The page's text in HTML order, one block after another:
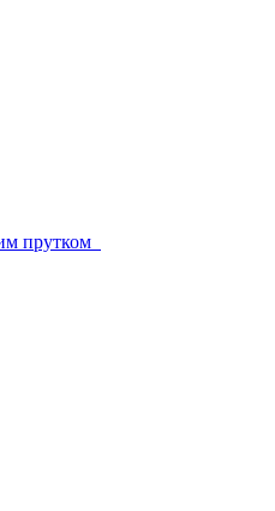
прутком